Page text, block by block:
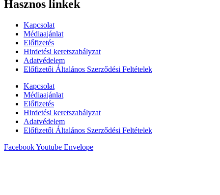
Hasznos linkek
Kapcsolat
Médiaajánlat
Előfizetés
Hirdetési keretszabályzat
Adatvédelem
Előfizetői Általános Szerződési Feltételek
Kapcsolat
Médiaajánlat
Előfizetés
Hirdetési keretszabályzat
Adatvédelem
Előfizetői Általános Szerződési Feltételek
FacebookYoutube Envelope